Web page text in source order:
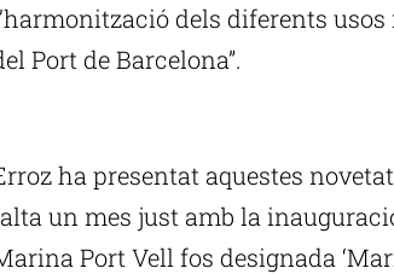
dels diferents
Port de Barcelona”.
ha presentat aquestes
un mes just amb la
Port Vell fos designada